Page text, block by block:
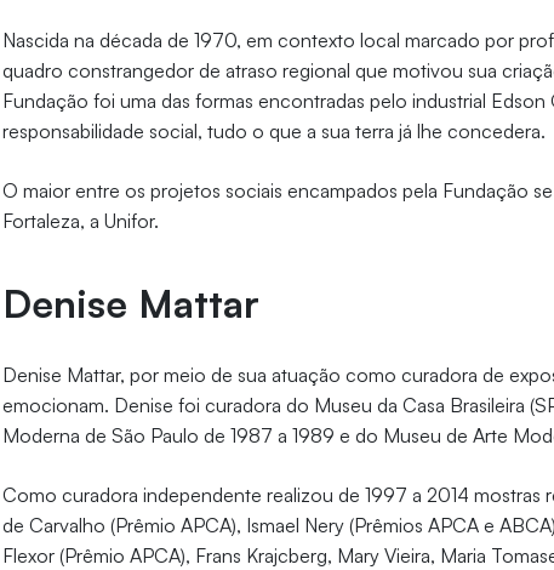
Nascida na década de 1970, em contexto local marcado por
quadro constrangedor de atraso regional que motivou sua
Fundação foi uma das formas encontradas pelo industrial
responsabilidade social, tudo o que a sua terra já lhe concedera.
O maior entre os projetos sociais encampados pela Fundação
Fortaleza, a Unifor.
Denise Mattar
Denise Mattar, por meio de sua atuação como curadora de
emocionam. Denise foi curadora do Museu da Casa Brasileira
Moderna de São Paulo de 1987 a 1989 e do Museu de Arte
Como curadora independente realizou de 1997 a 2014 mostras
de Carvalho (Prêmio APCA), Ismael Nery (Prêmios APCA e
Flexor (Prêmio APCA), Frans Krajcberg, Mary Vieira, Maria